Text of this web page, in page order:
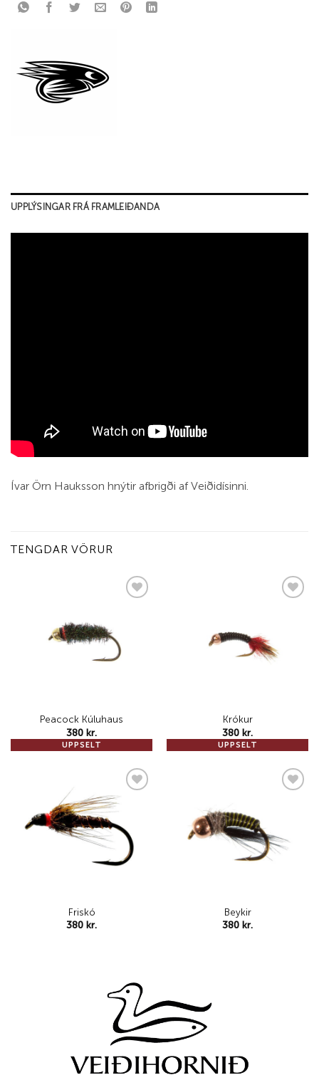
UPPLÝSINGAR FRÁ FRAMLEIÐANDA
Ívar Örn Hauksson hnýtir afbrigði af Veiðidísinni.
TENGDAR VÖRUR
UPPSELT
Peacock Kúluhaus
380 kr.
UPPSELT
Krókur
380 kr.
Friskó
380 kr.
Beykir
380 kr.